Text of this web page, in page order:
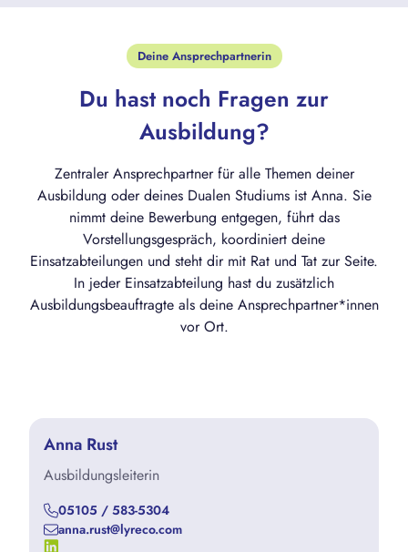
Deine Ansprechpartnerin
Du hast noch Fragen zur
Ausbildung?
Zentraler Ansprechpartner für alle Themen deiner
Ausbildung oder deines Dualen Studiums ist Anna. Sie
nimmt deine Bewerbung entgegen, führt das
Vorstellungsgespräch, koordiniert deine
Einsatzabteilungen und steht dir mit Rat und Tat zur Seite.
In jeder Einsatzabteilung hast du zusätzlich
Ausbildungsbeauftragte als deine Ansprechpartner*innen
vor Ort.
Anna Rust
Ausbildungsleiterin
05105 / 583-5304
anna.rust@lyreco.com